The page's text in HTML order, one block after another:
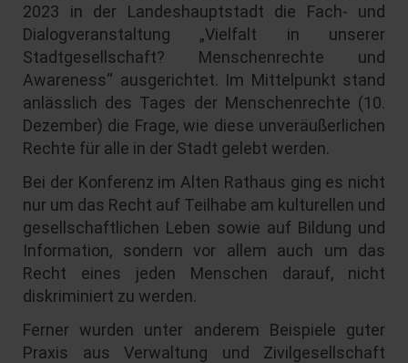
2023 in der Landeshauptstadt die Fach- und
Dialogveranstaltung „Vielfalt in unserer
Stadtgesellschaft? Menschenrechte und
Awareness“ ausgerichtet. Im Mittelpunkt stand
anlässlich des Tages der Menschenrechte (10.
Dezember) die Frage, wie diese unveräußerlichen
Rechte für alle in der Stadt gelebt werden.
Bei der Konferenz im Alten Rathaus ging es nicht
nur um das Recht auf Teilhabe am kulturellen und
gesellschaftlichen Leben sowie auf Bildung und
Information, sondern vor allem auch um das
Recht eines jeden Menschen darauf, nicht
diskriminiert zu werden.
Ferner wurden unter anderem Beispiele guter
Praxis aus Verwaltung und Zivilgesellschaft